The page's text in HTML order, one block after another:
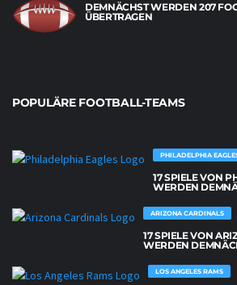
DEMNÄCHST WERDEN 207
ÜBERTRAGEN
POPULÄRE FOOTBALL-TEAMS
PHILADELPHIA
17 SPIELE VON
WERDEN
ARIZONA CARDINALS
17 SPIELE VON
WERDEN
LOS ANGELES RAMS